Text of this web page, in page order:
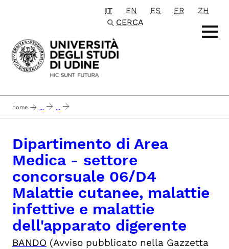
Passa al contenuto principale
IT EN ES FR
ZH
CERCA
home ... ...
Dipartimento di Area
Medica - settore
concorsuale 06/D4
Malattie cutanee, malattie
infettive e malattie
dell'apparato digerente
BANDO (Avviso pubblicato nella Gazzetta